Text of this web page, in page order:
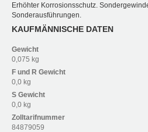
Erhöhter Korrosionsschutz.
Sonderausführungen.
KAUFMÄNNISCHE DATEN
Gewicht
0,075 kg
F und R Gewicht
0,0 kg
S Gewicht
0,0 kg
Zolltarifnummer
84879059